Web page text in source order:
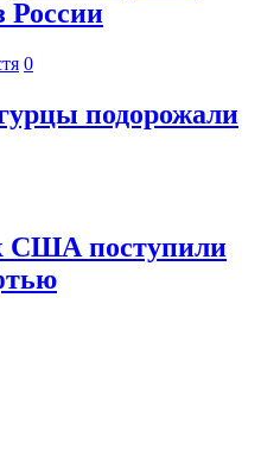
России
0
подорожали
США поступили